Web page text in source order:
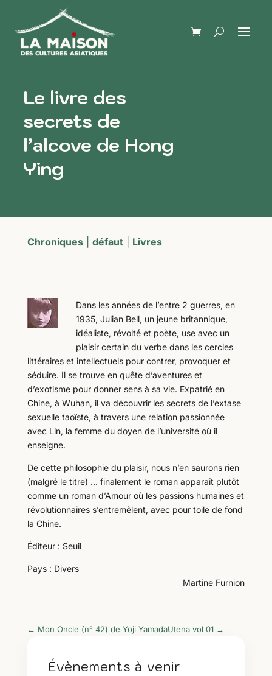
Le livre des
secrets de
l’alcove de Hong
Ying
Chroniques| défaut| Livres
Dans les années de l’entre 2 guerres, en
1935, Julian Bell, un jeune britannique,
idéaliste, révolté et poète, use avec un
plaisir certain du verbe dans les cercles
littéraires et intellectuels pour contrer, provoquer et
séduire. Il se trouve en quête d’aventures et
d’exotisme pour donner sens à sa vie. Expatrié en
Chine, à Wuhan, il va découvrir les secrets de l’extase
sexuelle taoïste, à travers une relation passionnée
avec Lin, la femme du doyen de l’université où il
enseigne.
De cette philosophie du plaisir, nous n’en saurons rien
(malgré le titre) … finalement le roman apparaît plutôt
comme un roman d’Amour où les passions humaines et
révolutionnaires s’entremêlent, avec pour toile de fond
la Chine.
Éditeur : Seuil
Pays : Divers
Martine Furnion
← Mon Oncle (n° 42) de Yoji YamadaUtena vol 01→
Évènements à venir